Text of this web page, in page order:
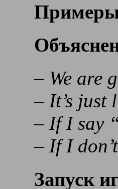
Примеры
– We are
– It’s just
– If I say
– If I
Запуск